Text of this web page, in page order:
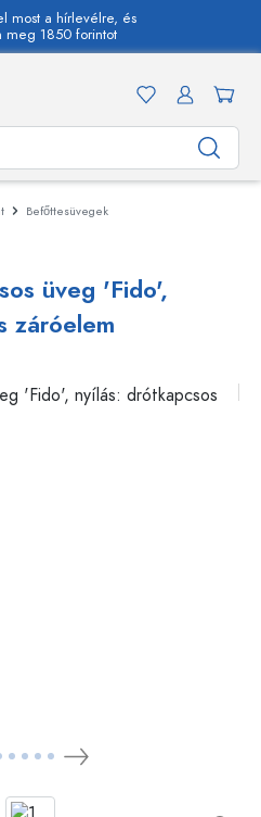
most a hírlevélre, és
meg 1850 forintot
Befőttesüvegek
üveg 'Fido',
záróelem